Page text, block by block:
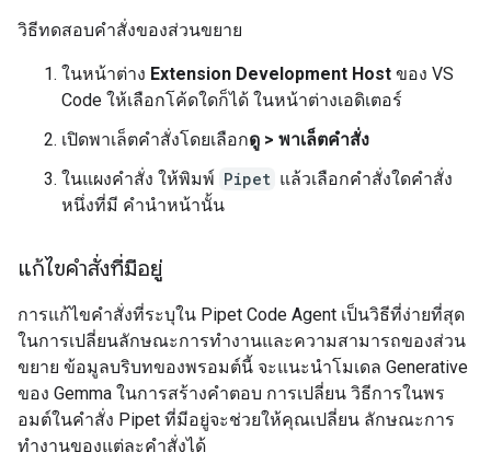
วิธีทดสอบคำสั่งของส่วนขยาย
ในหน้าต่าง Extension Development Host ของ VS
Code ให้เลือกโค้ดใดก็ได้ ในหน้าต่างเอดิเตอร์
เปิดพาเล็ตคำสั่งโดยเลือกดู > พาเล็ตคำสั่ง
ในแผงคำสั่ง ให้พิมพ์ Pipet แล้วเลือกคำสั่งใดคำสั่ง
หนึ่งที่มี คำนำหน้านั้น
แก้ไขคำสั่งที่มีอยู่
การแก้ไขคำสั่งที่ระบุใน Pipet Code Agent เป็นวิธีที่ง่ายที่สุด
ในการเปลี่ยนลักษณะการทำงานและความสามารถของส่วน
ขยาย ข้อมูลบริบทของพรอมต์นี้ จะแนะนำโมเดล Generative
ของ Gemma ในการสร้างคำตอบ การเปลี่ยน วิธีการในพร
อมต์ในคำสั่ง Pipet ที่มีอยู่จะช่วยให้คุณเปลี่ยน ลักษณะการ
ทำงานของแต่ละคำสั่งได้